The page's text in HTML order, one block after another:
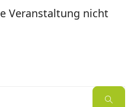
Veranstaltung nicht
Suche